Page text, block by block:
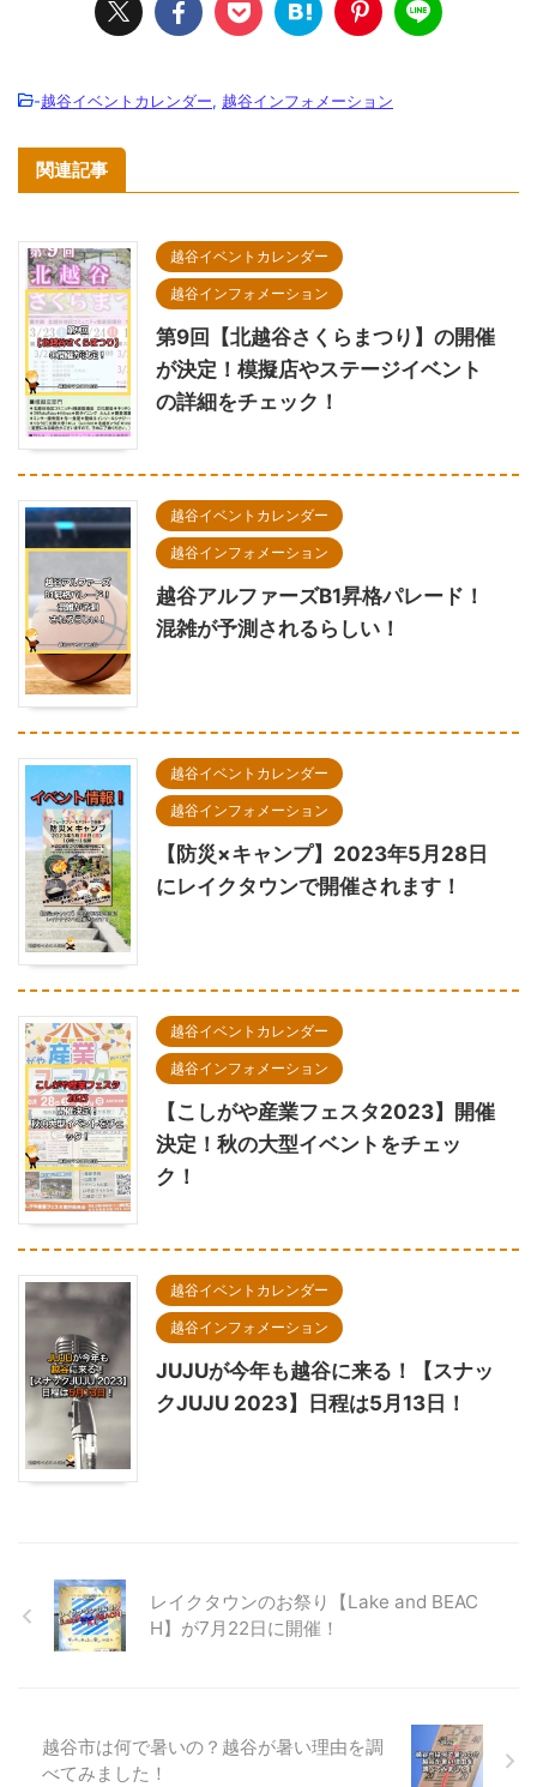
-越谷イベントカレンダー, 越谷インフォメーション
関連記事
越谷イベントカレンダー
越谷インフォメーション
第9回【北越谷さくらまつり】の開催
が決定！模擬店やステージイベント
の詳細をチェック！
越谷イベントカレンダー
越谷インフォメーション
越谷アルファーズB1昇格パレード！
混雑が予測されるらしい！
越谷イベントカレンダー
越谷インフォメーション
【防災×キャンプ】2023年5月28日
にレイクタウンで開催されます！
越谷イベントカレンダー
越谷インフォメーション
【こしがや産業フェスタ2023】開催
決定！秋の大型イベントをチェッ
ク！
越谷イベントカレンダー
越谷インフォメーション
JUJUが今年も越谷に来る！【スナッ
クJUJU 2023】日程は5月13日！
レイクタウンのお祭り【Lake and BEAC
H】が7月22日に開催！
越谷市は何で暑いの？越谷が暑い理由を調
べてみました！